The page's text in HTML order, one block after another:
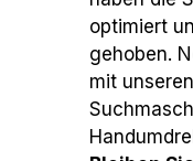
optimiert
gehoben.
mit